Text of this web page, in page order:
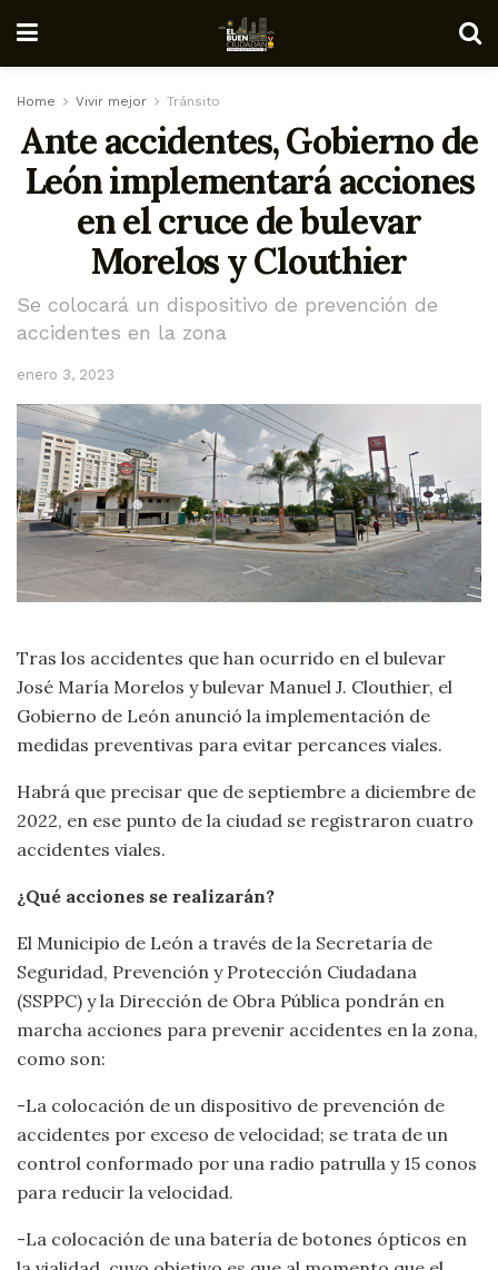
Home Vivir mejor Tránsito
Ante accidentes, Gobierno de
León implementará acciones
en el cruce de bulevar
Morelos y Clouthier
Se colocará un dispositivo de prevención de
accidentes en la zona
enero 3, 2023
Tras los accidentes que han ocurrido en el bulevar
José María Morelos y bulevar Manuel J. Clouthier, el
Gobierno de León anunció la implementación de
medidas preventivas para evitar percances viales.
Habrá que precisar que de septiembre a diciembre de
2022, en ese punto de la ciudad se registraron cuatro
accidentes viales.
¿Qué acciones se realizarán?
El Municipio de León a través de la Secretaría de
Seguridad, Prevención y Protección Ciudadana
(SSPPC) y la Dirección de Obra Pública pondrán en
marcha acciones para prevenir accidentes en la zona,
como son:
-La colocación de un dispositivo de prevención de
accidentes por exceso de velocidad; se trata de un
control conformado por una radio patrulla y 15 conos
para reducir la velocidad.
-La colocación de una batería de botones ópticos en